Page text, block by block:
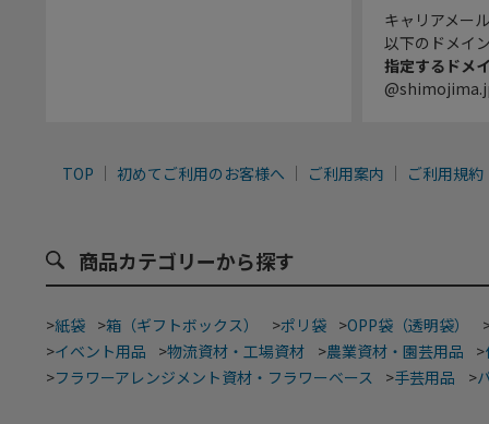
キャリアメー
以下のドメイ
指定するドメ
TOP 初めてご利用のお客様へ ご利用案内 ご利用規約
商品カテゴリーから探す
>紙袋 >箱（ギフトボックス） >ポリ袋 >OPP袋（透明袋）
>イベント用品 >物流資材・工場資材 >農業資材・園芸用品 >
>フラワーアレンジメント資材・フラワーベース >手芸用品 >